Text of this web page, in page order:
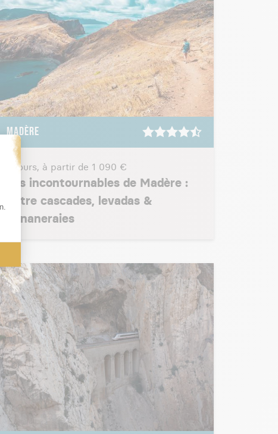
MADÈRE
8 jours, à partir de 1 090 €
Les incontournables de Madère :
entre cascades, levadas &
bananeraies